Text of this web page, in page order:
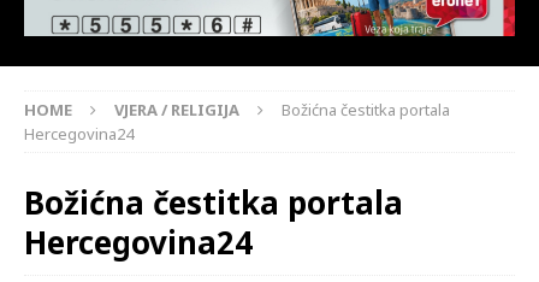
HOME VJERA / RELIGIJA
Božićna čestitka portala
Hercegovina24
Božićna čestitka portala
Hercegovina24